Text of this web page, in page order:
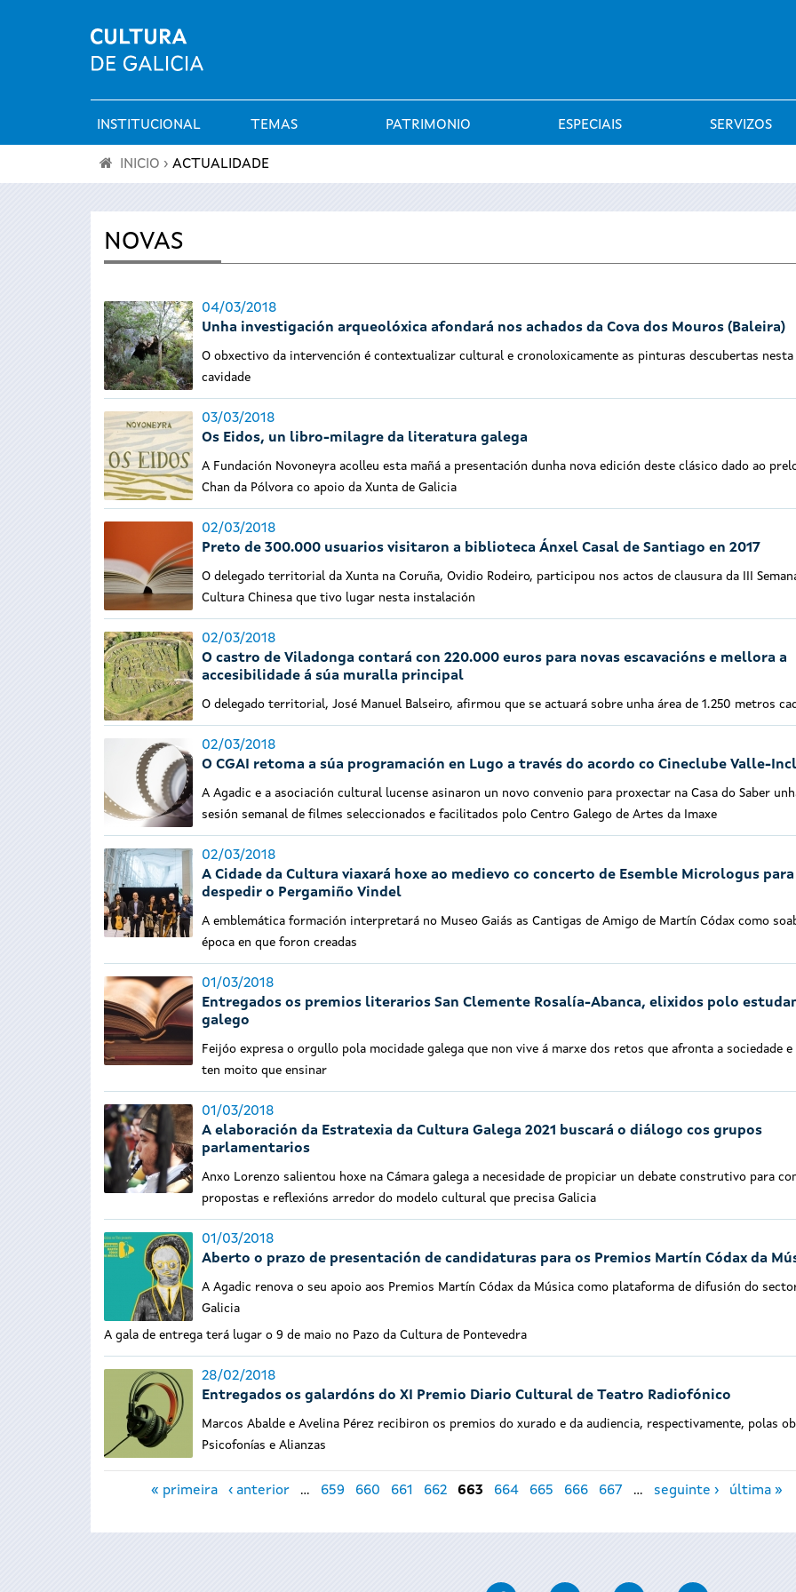
Menú
principal
INSTITUCIONAL TEMAS PATRIMONIO ESPECIAIS SERVIZOS
está
INICIO › ACTUALIDADE
NOVAS
04/03/2018
Unha investigación arqueolóxica afondará nos achados da Cova dos Mouros (Baleira)
O obxectivo da intervención é contextualizar cultural e cronoloxicamente as pinturas descubertas nesta
cavidade
03/03/2018
Os Eidos, un libro-milagre da literatura galega
A Fundación Novoneyra acolleu esta mañá a presentación dunha nova edición deste clásico dado ao
Chan da Pólvora co apoio da Xunta de Galicia
02/03/2018
Preto de 300.000 usuarios visitaron a biblioteca Ánxel Casal de Santiago en 2017
O delegado territorial da Xunta na Coruña, Ovidio Rodeiro, participou nos actos de clausura da III
Cultura Chinesa que tivo lugar nesta instalación
02/03/2018
O castro de Viladonga contará con 220.000 euros para novas escavacións e mellora a
accesibilidade á súa muralla principal
O delegado territorial, José Manuel Balseiro, afirmou que se actuará sobre unha área de 1.250 metros
02/03/2018
O CGAI retoma a súa programación en Lugo a través do acordo co Cineclube Valle-
A Agadic e a asociación cultural lucense asinaron un novo convenio para proxectar na Casa do Saber
sesión semanal de filmes seleccionados e facilitados polo Centro Galego de Artes da Imaxe
02/03/2018
A Cidade da Cultura viaxará hoxe ao medievo co concerto de Esemble Micrologus para
despedir o Pergamiño Vindel
A emblemática formación interpretará no Museo Gaiás as Cantigas de Amigo de Martín Códax como
época en que foron creadas
01/03/2018
Entregados os premios literarios San Clemente Rosalía-Abanca, elixidos polo
galego
Feijóo expresa o orgullo pola mocidade galega que non vive á marxe dos retos que afronta a sociedade e
ten moito que ensinar
01/03/2018
A elaboración da Estratexia da Cultura Galega 2021 buscará o diálogo cos grupos
parlamentarios
Anxo Lorenzo salientou hoxe na Cámara galega a necesidade de propiciar un debate construtivo para
propostas e reflexións arredor do modelo cultural que precisa Galicia
01/03/2018
Aberto o prazo de presentación de candidaturas para os Premios Martín Códax da
A Agadic renova o seu apoio aos Premios Martín Códax da Música como plataforma de difusión do
Galicia
A gala de entrega terá lugar o 9 de maio no Pazo da Cultura de Pontevedra
28/02/2018
Entregados os galardóns do XI Premio Diario Cultural de Teatro Radiofónico
Marcos Abalde e Avelina Pérez recibiron os premios do xurado e da audiencia, respectivamente, polas
Psicofonías e Alianzas
Páxinas
« primeira ‹ anterior … 659 660 661 662 663 664 665 666 667 … seguinte › última »